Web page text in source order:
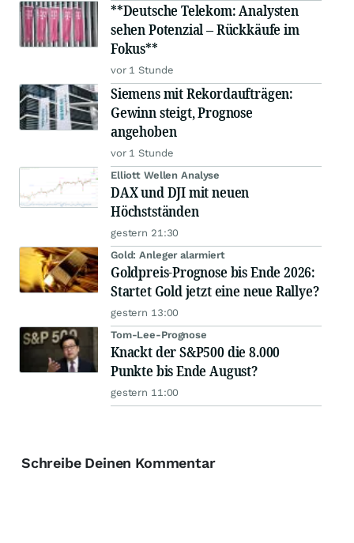
**Deutsche Telekom: Analysten
sehen Potenzial – Rückkäufe im
Fokus**
vor 1 Stunde
Siemens mit Rekordaufträgen:
Gewinn steigt, Prognose
angehoben
vor 1 Stunde
Elliott Wellen Analyse
DAX und DJI mit neuen
Höchstständen
gestern 21:30
Gold: Anleger alarmiert
Goldpreis-Prognose bis Ende 2026:
Startet Gold jetzt eine neue Rallye?
gestern 13:00
Tom-Lee-Prognose
Knackt der S&P500 die 8.000
Punkte bis Ende August?
gestern 11:00
Schreibe Deinen Kommentar